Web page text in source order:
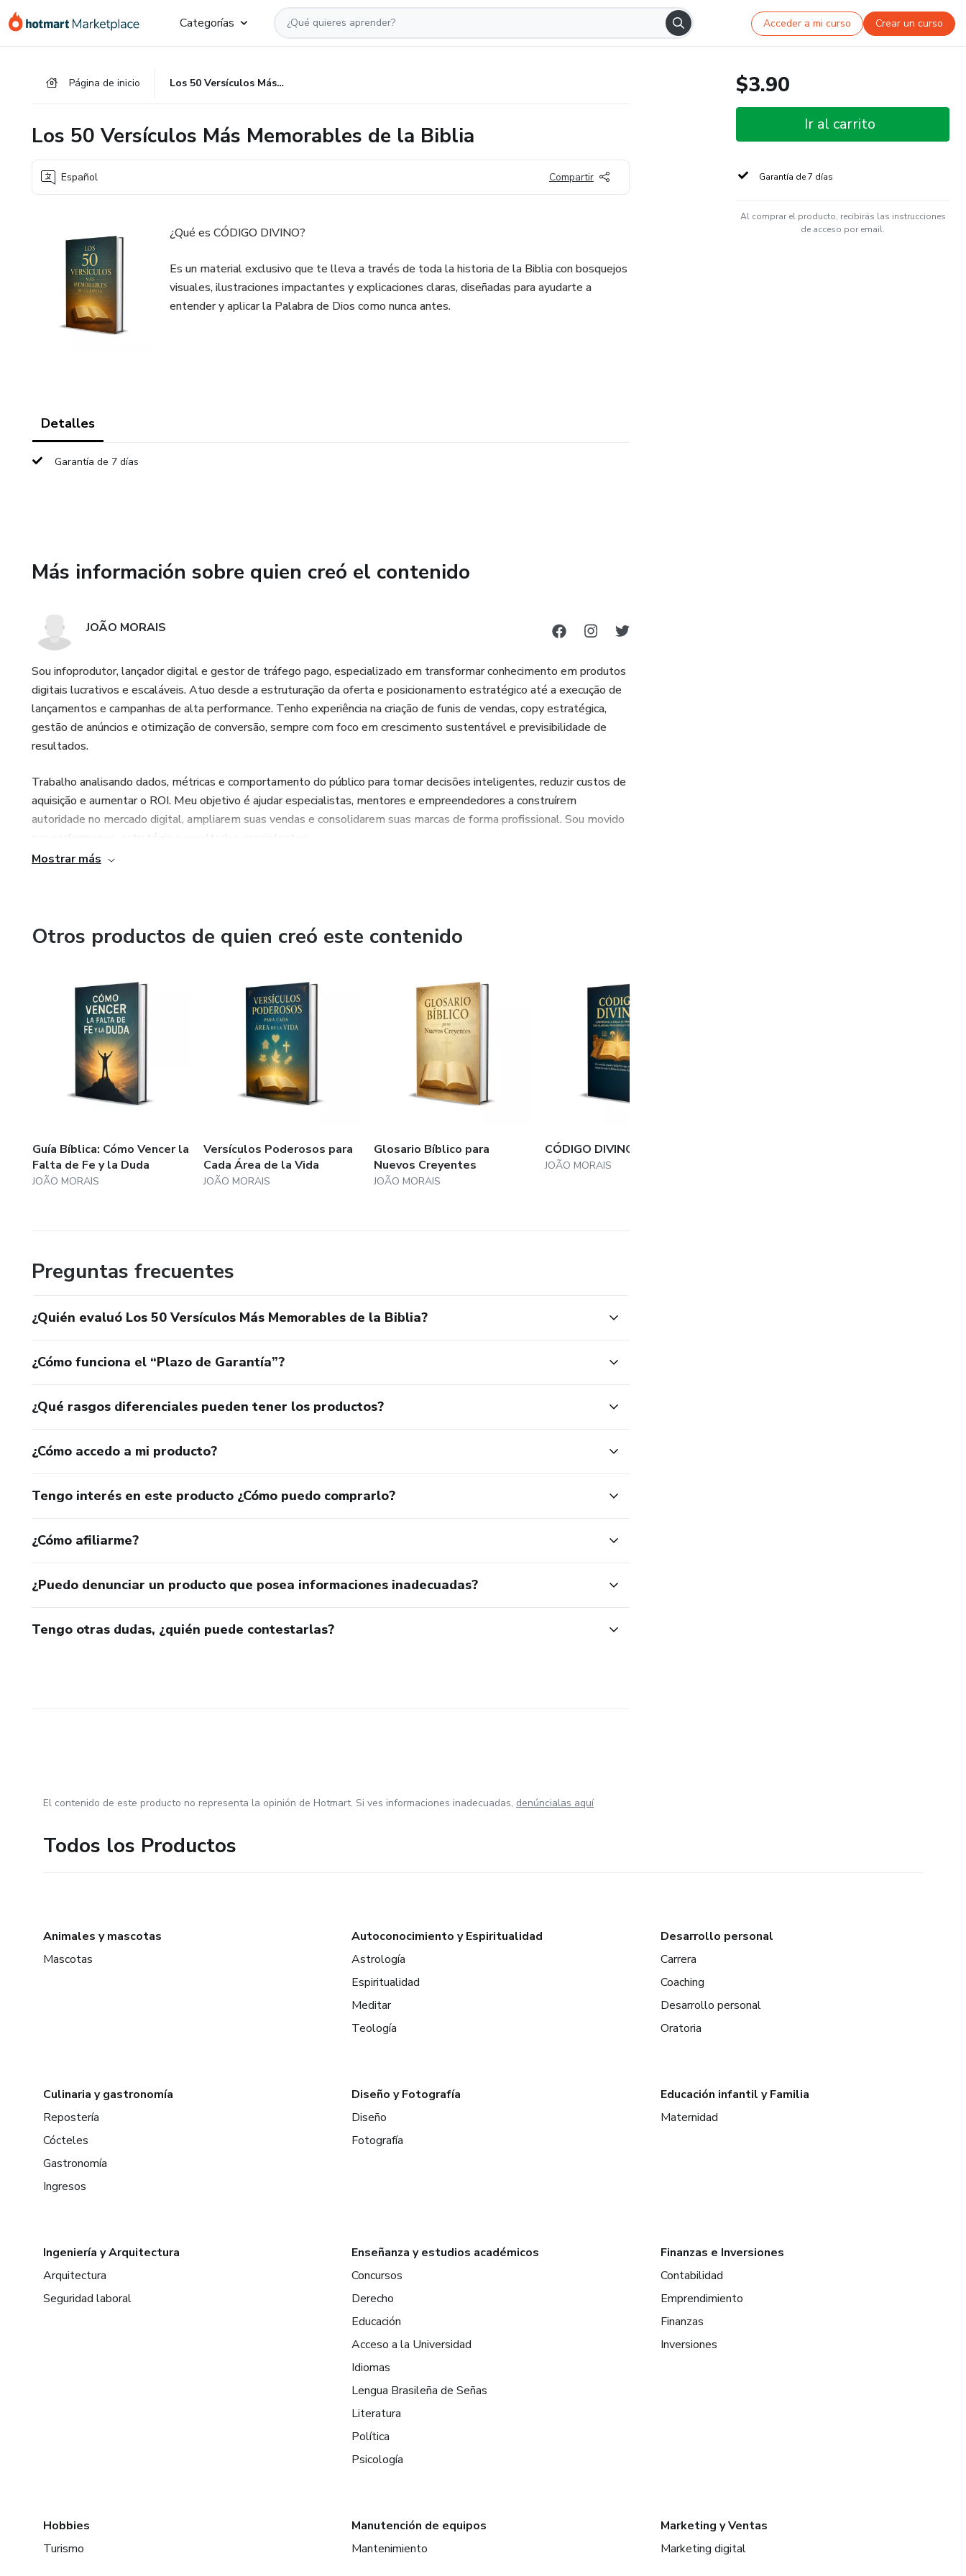
Categorías Acceder a mi curso Crear un curso
Página de inicio Los 50 Versículos Más Memorables de la Biblia
Los 50 Versículos Más Memorables de la Biblia
Español Compartir
¿Qué es CÓDIGO DIVINO?
Es un material exclusivo que te lleva a través de toda la historia de la Biblia con bosquejos
visuales, ilustraciones impactantes y explicaciones claras, diseñadas para ayudarte a
entender y aplicar la Palabra de Dios como nunca antes.
Detalles
Garantía de 7 días
Más información sobre quien creó el contenido
JOÃO MORAIS
Sou infoprodutor, lançador digital e gestor de tráfego pago, especializado em transformar conhecimento em produtos
digitais lucrativos e escaláveis. Atuo desde a estruturação da oferta e posicionamento estratégico até a execução de
lançamentos e campanhas de alta performance. Tenho experiência na criação de funis de vendas, copy estratégica,
gestão de anúncios e otimização de conversão, sempre com foco em crescimento sustentável e previsibilidade de
resultados.
Trabalho analisando dados, métricas e comportamento do público para tomar decisões inteligentes, reduzir custos de
aquisição e aumentar o ROI. Meu objetivo é ajudar especialistas, mentores e empreendedores a construírem
autoridade no mercado digital, ampliarem suas vendas e consolidarem suas marcas de forma profissional. Sou movido
por performance, estratégia e resultados consistentes.
Mostrar más
Otros productos de quien creó este contenido
Guía Bíblica: Cómo Vencer la
Falta de Fe y la Duda
JOÃO MORAIS
Versículos Poderosos para
Cada Área de la Vida
JOÃO MORAIS
Glosario Bíblico para
Nuevos Creyentes
JOÃO MORAIS
CÓDIGO DIVINO
JOÃO MORAIS
Preguntas frecuentes
¿Quién evaluó Los 50 Versículos Más Memorables de la Biblia?
¿Cómo funciona el “Plazo de Garantía”?
¿Qué rasgos diferenciales pueden tener los productos?
¿Cómo accedo a mi producto?
Tengo interés en este producto ¿Cómo puedo comprarlo?
¿Cómo afiliarme?
¿Puedo denunciar un producto que posea informaciones inadecuadas?
Tengo otras dudas, ¿quién puede contestarlas?
$3.90
Ir al carrito
Garantía de 7 días
Al comprar el producto, recibirás las instrucciones
de acceso por email.
El contenido de este producto no representa la opinión de Hotmart. Si ves informaciones inadecuadas, denúncialas aquí
Todos los Productos
Animales y mascotas
Mascotas
Autoconocimiento y Espiritualidad
Astrología
Espiritualidad
Meditar
Teología
Desarrollo personal
Carrera
Coaching
Desarrollo personal
Oratoria
Culinaria y gastronomía
Repostería
Cócteles
Gastronomía
Ingresos
Diseño y Fotografía
Diseño
Fotografía
Educación infantil y Familia
Maternidad
Ingeniería y Arquitectura
Arquitectura
Seguridad laboral
Enseñanza y estudios académicos
Concursos
Derecho
Educación
Acceso a la Universidad
Idiomas
Lengua Brasileña de Señas
Literatura
Política
Psicología
Finanzas e Inversiones
Contabilidad
Emprendimiento
Finanzas
Inversiones
Hobbies
Turismo
Manutención de equipos
Mantenimiento
Marketing y Ventas
Marketing digital